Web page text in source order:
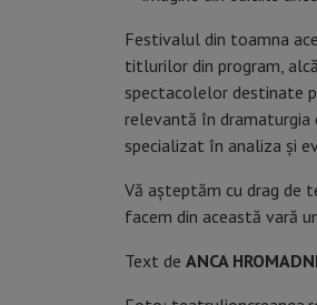
Festivalul din toamna
titlurilor din program,
spectacolelor destinate
relevantă în
specializat în analiza și
Vă așteptăm cu drag de
facem din această vară
Text de ANCA